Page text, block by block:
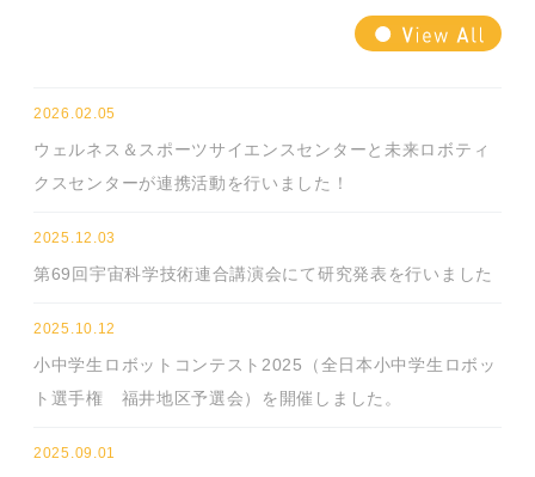
2026.02.05
ウェルネス＆スポーツサイエンスセンターと未来ロボティ
クスセンターが連携活動を行いました！
2025.12.03
第69回宇宙科学技術連合講演会にて研究発表を行いました
2025.10.12
小中学生ロボットコンテスト2025（全日本小中学生ロボッ
ト選手権 福井地区予選会）を開催しました。
2025.09.01